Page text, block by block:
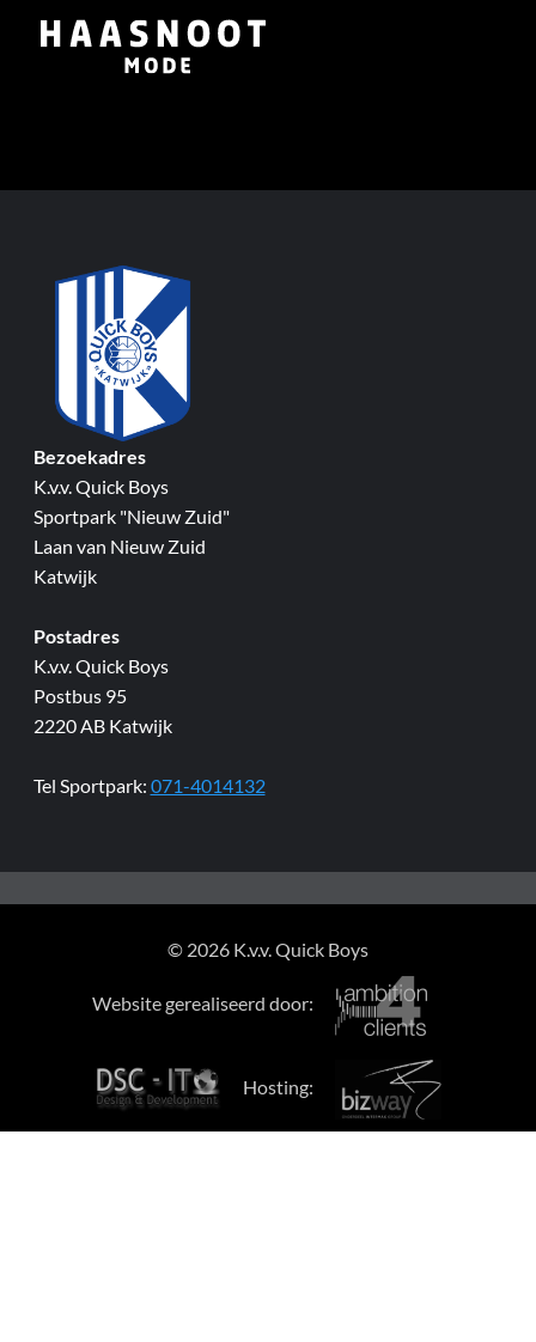
Bezoekadres
K.v.v. Quick Boys
Sportpark "Nieuw Zuid"
Laan van Nieuw Zuid
Katwijk
Postadres
K.v.v. Quick Boys
Postbus 95
2220 AB Katwijk
Tel Sportpark: 071-4014132
© 2026 K.v.v. Quick Boys
Website gerealiseerd door:
Hosting: